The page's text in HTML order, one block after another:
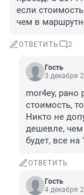
если
чем в
ОТВЕТИТЬ 2
Гость
3 декабря
mor4ey, рано
стоимость,
Никто не
дешевле, чем
будет, все на
ОТВЕТИТЬ
Гость
4 декабря